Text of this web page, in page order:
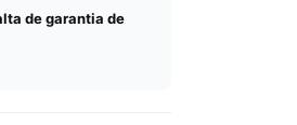
de garantia de